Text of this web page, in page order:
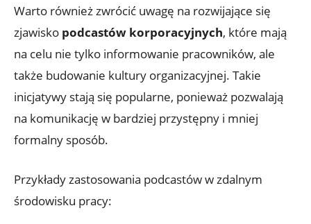
Warto również zwrócić uwagę na rozwijające się
zjawisko podcastów korporacyjnych, które mają
na celu nie tylko informowanie pracowników, ale
także budowanie kultury organizacyjnej. Takie
inicjatywy stają się popularne, ponieważ pozwalają
na komunikację w bardziej przystępny i mniej
formalny sposób.
Przykłady zastosowania podcastów w zdalnym
środowisku pracy: